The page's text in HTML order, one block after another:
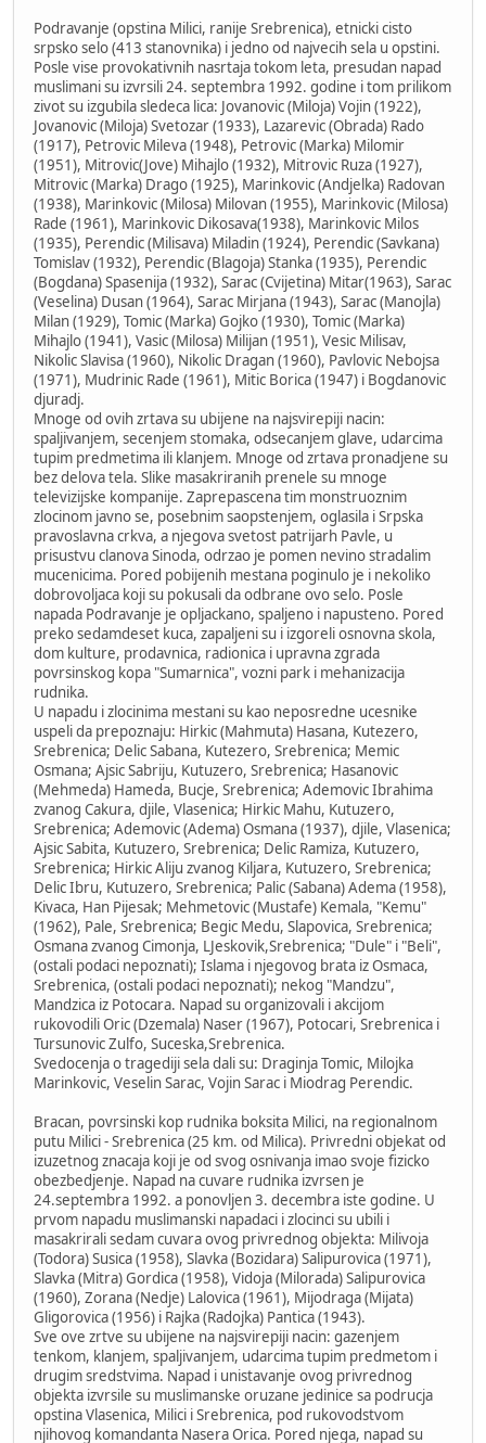
Podravanje (opstina Milici, ranije Srebrenica), etnicki cisto
srpsko selo (413 stanovnika) i jedno od najvecih sela u opstini.
Posle vise provokativnih nasrtaja tokom leta, presudan napad
muslimani su izvrsili 24. septembra 1992. godine i tom prilikom
zivot su izgubila sledeca lica: Jovanovic (Miloja) Vojin (1922),
Jovanovic (Miloja) Svetozar (1933), Lazarevic (Obrada) Rado
(1917), Petrovic Mileva (1948), Petrovic (Marka) Milomir
(1951), Mitrovic(Jove) Mihajlo (1932), Mitrovic Ruza (1927),
Mitrovic (Marka) Drago (1925), Marinkovic (Andjelka) Radovan
(1938), Marinkovic (Milosa) Milovan (1955), Marinkovic (Milosa)
Rade (1961), Marinkovic Dikosava(1938), Marinkovic Milos
(1935), Perendic (Milisava) Miladin (1924), Perendic (Savkana)
Tomislav (1932), Perendic (Blagoja) Stanka (1935), Perendic
(Bogdana) Spasenija (1932), Sarac (Cvijetina) Mitar(1963), Sarac
(Veselina) Dusan (1964), Sarac Mirjana (1943), Sarac (Manojla)
Milan (1929), Tomic (Marka) Gojko (1930), Tomic (Marka)
Mihajlo (1941), Vasic (Milosa) Milijan (1951), Vesic Milisav,
Nikolic Slavisa (1960), Nikolic Dragan (1960), Pavlovic Nebojsa
(1971), Mudrinic Rade (1961), Mitic Borica (1947) i Bogdanovic
djuradj.
Mnoge od ovih zrtava su ubijene na najsvirepiji nacin:
spaljivanjem, secenjem stomaka, odsecanjem glave, udarcima
tupim predmetima ili klanjem. Mnoge od zrtava pronadjene su
bez delova tela. Slike masakriranih prenele su mnoge
televizijske kompanije. Zaprepascena tim monstruoznim
zlocinom javno se, posebnim saopstenjem, oglasila i Srpska
pravoslavna crkva, a njegova svetost patrijarh Pavle, u
prisustvu clanova Sinoda, odrzao je pomen nevino stradalim
mucenicima. Pored pobijenih mestana poginulo je i nekoliko
dobrovoljaca koji su pokusali da odbrane ovo selo. Posle
napada Podravanje je opljackano, spaljeno i napusteno. Pored
preko sedamdeset kuca, zapaljeni su i izgoreli osnovna skola,
dom kulture, prodavnica, radionica i upravna zgrada
povrsinskog kopa "Sumarnica", vozni park i mehanizacija
rudnika.
U napadu i zlocinima mestani su kao neposredne ucesnike
uspeli da prepoznaju: Hirkic (Mahmuta) Hasana, Kutezero,
Srebrenica; Delic Sabana, Kutezero, Srebrenica; Memic
Osmana; Ajsic Sabriju, Kutuzero, Srebrenica; Hasanovic
(Mehmeda) Hameda, Bucje, Srebrenica; Ademovic Ibrahima
zvanog Cakura, djile, Vlasenica; Hirkic Mahu, Kutuzero,
Srebrenica; Ademovic (Adema) Osmana (1937), djile, Vlasenica;
Ajsic Sabita, Kutuzero, Srebrenica; Delic Ramiza, Kutuzero,
Srebrenica; Hirkic Aliju zvanog Kiljara, Kutuzero, Srebrenica;
Delic Ibru, Kutuzero, Srebrenica; Palic (Sabana) Adema (1958),
Kivaca, Han Pijesak; Mehmetovic (Mustafe) Kemala, "Kemu"
(1962), Pale, Srebrenica; Begic Medu, Slapovica, Srebrenica;
Osmana zvanog Cimonja, LJeskovik,Srebrenica; "Dule" i "Beli",
(ostali podaci nepoznati); Islama i njegovog brata iz Osmaca,
Srebrenica, (ostali podaci nepoznati); nekog "Mandzu",
Mandzica iz Potocara. Napad su organizovali i akcijom
rukovodili Oric (Dzemala) Naser (1967), Potocari, Srebrenica i
Tursunovic Zulfo, Suceska,Srebrenica.
Svedocenja o tragediji sela dali su: Draginja Tomic, Milojka
Marinkovic, Veselin Sarac, Vojin Sarac i Miodrag Perendic.
Bracan, povrsinski kop rudnika boksita Milici, na regionalnom
putu Milici - Srebrenica (25 km. od Milica). Privredni objekat od
izuzetnog znacaja koji je od svog osnivanja imao svoje fizicko
obezbedjenje. Napad na cuvare rudnika izvrsen je
24.septembra 1992. a ponovljen 3. decembra iste godine. U
prvom napadu muslimanski napadaci i zlocinci su ubili i
masakrirali sedam cuvara ovog privrednog objekta: Milivoja
(Todora) Susica (1958), Slavka (Bozidara) Salipurovica (1971),
Slavka (Mitra) Gordica (1958), Vidoja (Milorada) Salipurovica
(1960), Zorana (Nedje) Lalovica (1961), Mijodraga (Mijata)
Gligorovica (1956) i Rajka (Radojka) Pantica (1943).
Sve ove zrtve su ubijene na najsvirepiji nacin: gazenjem
tenkom, klanjem, spaljivanjem, udarcima tupim predmetom i
drugim sredstvima. Napad i unistavanje ovog privrednog
objekta izvrsile su muslimanske oruzane jedinice sa podrucja
opstina Vlasenica, Milici i Srebrenica, pod rukovodstvom
njihovog komandanta Nasera Orica. Pored njega, napad su